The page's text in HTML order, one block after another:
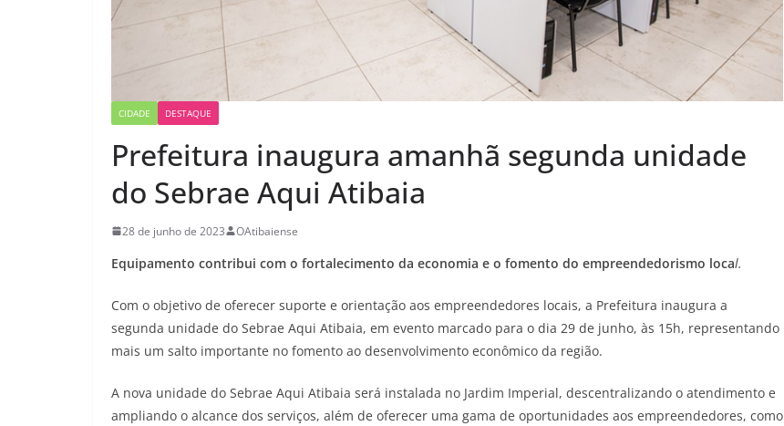
CIDADE DESTAQUE
Prefeitura inaugura amanhã segunda unidade
do Sebrae Aqui Atibaia
28 de junho de 2023 OAtibaiense
Equipamento contribui com o fortalecimento da economia e o fomento do empreendedorismo local.
Com o objetivo de oferecer suporte e orientação aos empreendedores locais, a Prefeitura inaugura a
segunda unidade do Sebrae Aqui Atibaia, em evento marcado para o dia 29 de junho, às 15h, representando
mais um salto importante no fomento ao desenvolvimento econômico da região.
A nova unidade do Sebrae Aqui Atibaia será instalada no Jardim Imperial, descentralizando o atendimento e
ampliando o alcance dos serviços, além de oferecer uma gama de oportunidades aos empreendedores, como